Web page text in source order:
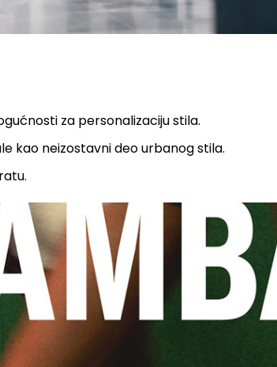
za personalizaciju stila.
kao neizostavni deo urbanog stila.